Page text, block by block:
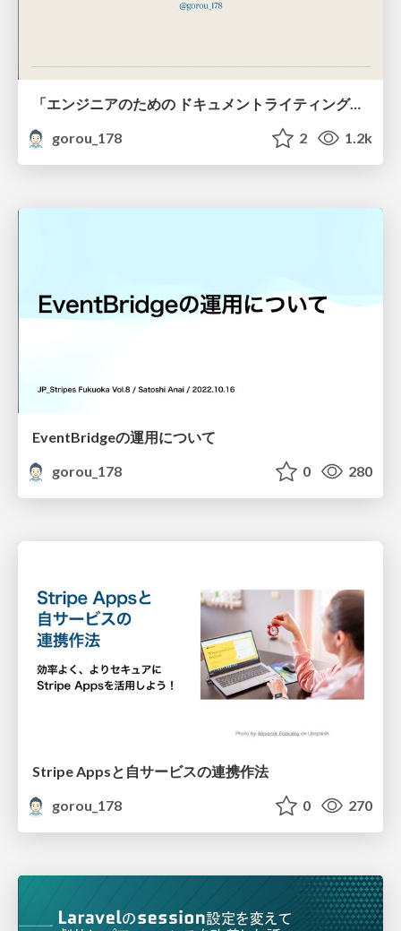
「エンジニアのための ドキュメントライティング」書籍のすすめ / phpconfuk 2023
gorou_178
2 1.2k
EventBridgeの運用について
gorou_178
0 280
Stripe Appsと自サービスの連携作法
gorou_178
0 270